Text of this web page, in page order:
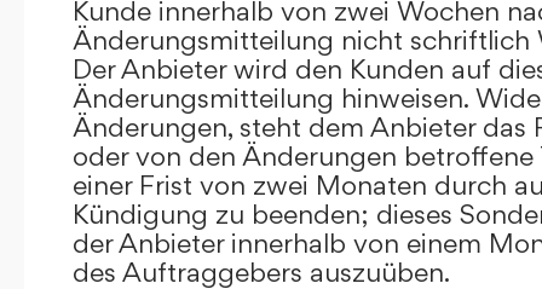
Kunde innerhalb von zwei Wochen
Änderungsmitteilung nicht schriftlich
Der Anbieter wird den Kunden auf
Änderungsmitteilung hinweisen.
Änderungen, steht dem Anbieter das
oder von den Änderungen betroffene
einer Frist von zwei Monaten durch
Kündigung zu beenden; dieses
der Anbieter innerhalb von einem
des Auftraggebers auszuüben.